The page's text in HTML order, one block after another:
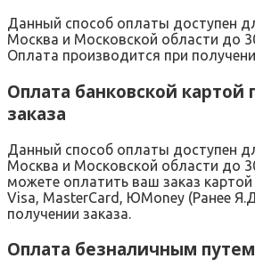
Данный способ оплаты доступен
Москва и Московской области до
Оплата производится при
Оплата банковской картой
заказа
Данный способ оплаты доступен
Москва и Московской области до
можете оплатить ваш заказ
Visa, MasterCard, ЮMoney (Ранее
получении заказа.
Оплата безналичным